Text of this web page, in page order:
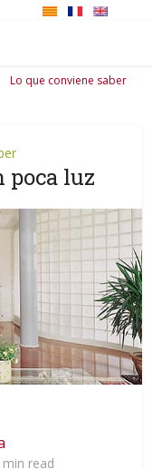
Lo que conviene saber
poca luz
min read